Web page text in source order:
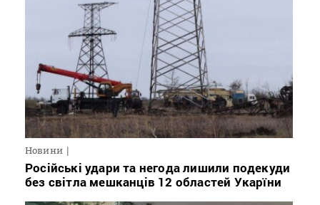
Новини
Російські удари та негода лишили подекуди
без світла мешканців 12 областей Укарїни